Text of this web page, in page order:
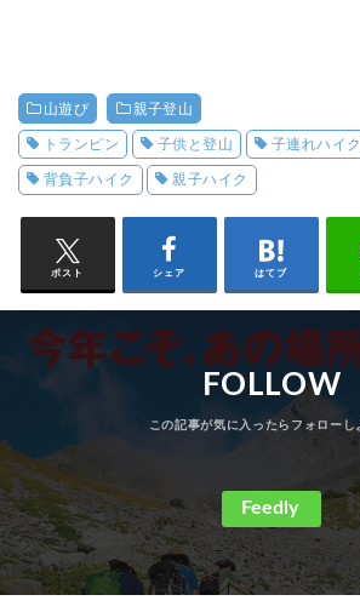
山遊び 親子登山
トランピン 子供と登山 子連れハイク
背負子ハイク 親子ハイク
ポスト シェア はてブ
FOLLOW
Feedly